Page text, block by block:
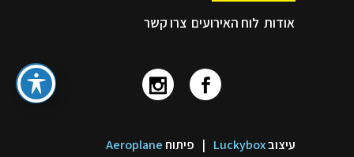
אודות לוח האירועים צרו קשר
עיצובLuckybox
| פיתוח Aeroplane